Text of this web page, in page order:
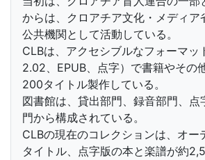
からは、クロアチア文化・メディア
公共機関として活動している。
CLBは、アクセシブルなフォーマッ
2.02、EPUB、点字）で書籍やその
200タイトル製作している。
図書館は、貸出部門、録音部門、点
門から構成されている。
CLBの現在のコレクションは、オー
タイトル、点字版の本と楽譜が約